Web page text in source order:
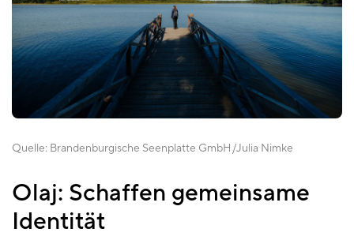
Quelle: Brandenburgische Seenplatte GmbH Julia Nimke
Olaj: Schaffen gemeinsame
Identität